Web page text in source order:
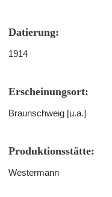
Datierung:
1914
Erscheinungsort:
Braunschweig [u.a.]
Produktionsstätte:
Westermann